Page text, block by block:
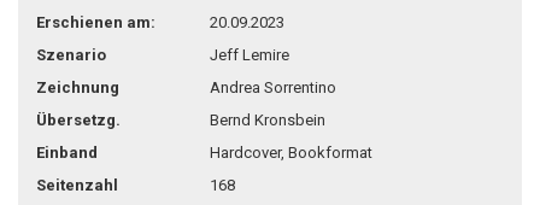
Erschienen am:
20.09.2023
Szenario
Jeff Lemire
Zeichnung
Andrea Sorrentino
Übersetzg.
Bernd Kronsbein
Einband
Hardcover, Bookformat
Seitenzahl
168